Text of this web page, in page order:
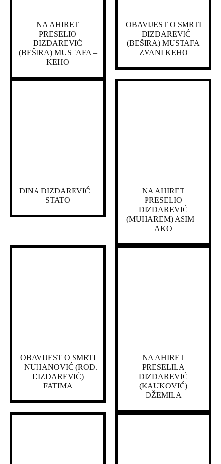
NA AHIRET
PRESELIO
DIZDAREVIĆ
(BEŠIRA) MUSTAFA –
KEHO
OBAVIJEST O SMRTI
– DIZDAREVIĆ
(BEŠIRA) MUSTAFA
ZVANI KEHO
DINA DIZDAREVIĆ –
STATO
NA AHIRET
PRESELIO
DIZDAREVIĆ
(MUHAREM) ASIM –
AKO
OBAVIJEST O SMRTI
– NUHANOVIĆ (ROĐ.
DIZDAREVIĆ)
FATIMA
NA AHIRET
PRESELILA
DIZDAREVIĆ
(KAUKOVIĆ)
DŽEMILA